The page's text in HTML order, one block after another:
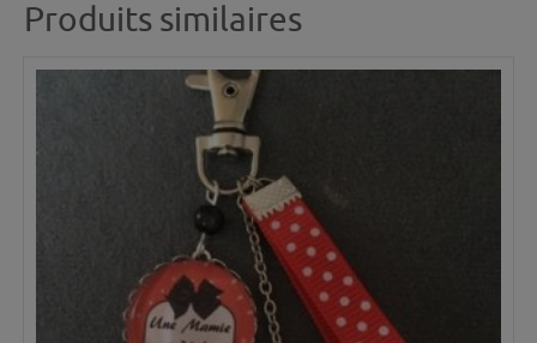
Produits similaires